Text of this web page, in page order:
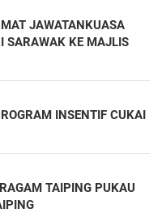
JAWATANKUASA
SARAWAK KE MAJLIS
INSENTIF CUKAI
TAIPING PUKAU